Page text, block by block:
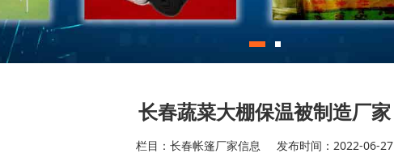
长春蔬菜大棚保温被制造厂家
栏目：长春帐篷厂家信息 发布时间：2022-06-27